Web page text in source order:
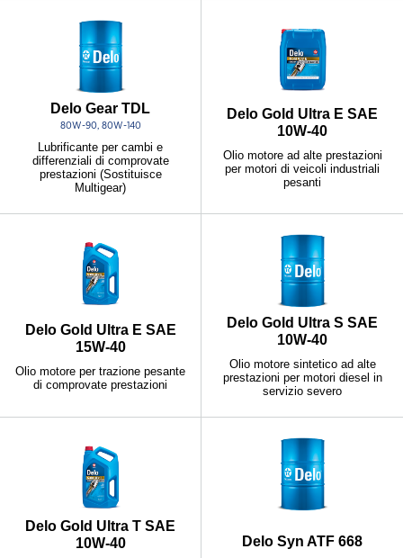
Delo Gear TDL
80W-90, 80W-140
Lubrificante per cambi e
differenziali di comprovate
prestazioni (Sostituisce
Multigear)
Delo Gold Ultra E SAE
10W-40
Olio motore ad alte prestazioni
per motori di veicoli industriali
pesanti
Delo Gold Ultra E SAE
15W-40
Olio motore per trazione pesante
di comprovate prestazioni
Delo Gold Ultra S SAE
10W-40
Olio motore sintetico ad alte
prestazioni per motori diesel in
servizio severo
Delo Gold Ultra T SAE
10W-40
Delo Syn ATF 668